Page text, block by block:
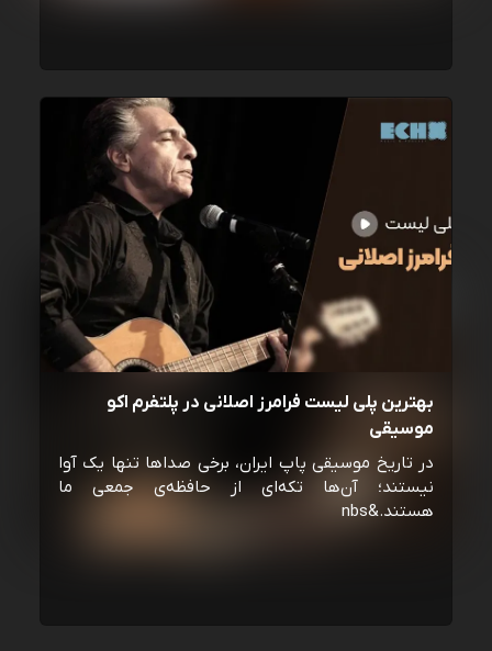
بهترین پلی لیست فرامرز اصلانی در پلتفرم اکو
موسیقی
در تاریخ موسیقی پاپ ایران، برخی صداها تنها یک آوا
نیستند؛ آن‌ها تکه‌ای از حافظه‌ی جمعی ما
هستند.&nbs